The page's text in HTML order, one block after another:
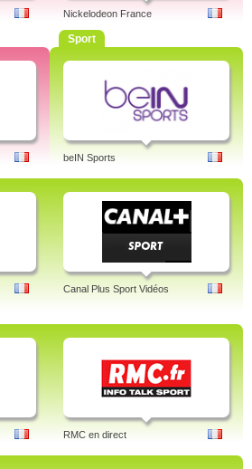
Nickelodeon France
Sport
beIN Sports
Canal Plus Sport Vidéos
RMC en direct